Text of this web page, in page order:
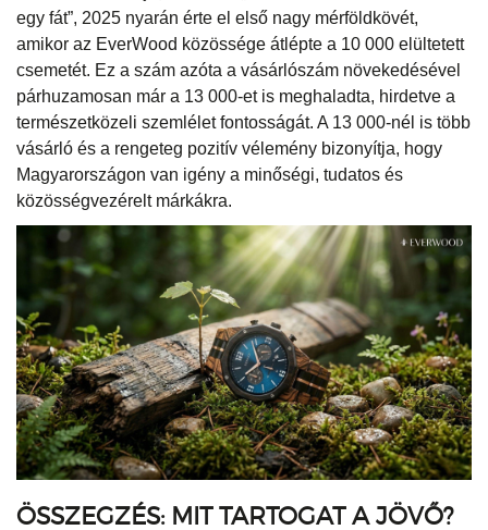
egy fát”, 2025 nyarán érte el első nagy mérföldkövét,
amikor az EverWood közössége átlépte a 10 000 elültetett
csemetét. Ez a szám azóta a vásárlószám növekedésével
párhuzamosan már a 13 000-et is meghaladta, hirdetve a
természetközeli szemlélet fontosságát. A 13 000-nél is több
vásárló és a rengeteg pozitív vélemény bizonyítja, hogy
Magyarországon van igény a minőségi, tudatos és
közösségvezérelt márkákra.
ÖSSZEGZÉS: MIT TARTOGAT A JÖVŐ?